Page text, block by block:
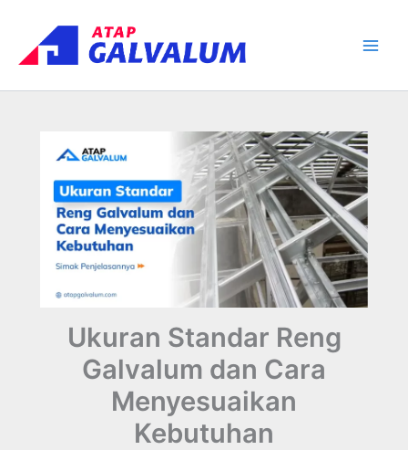
content
Ukuran Standar Reng
Galvalum dan Cara
Menyesuaikan
Kebutuhan